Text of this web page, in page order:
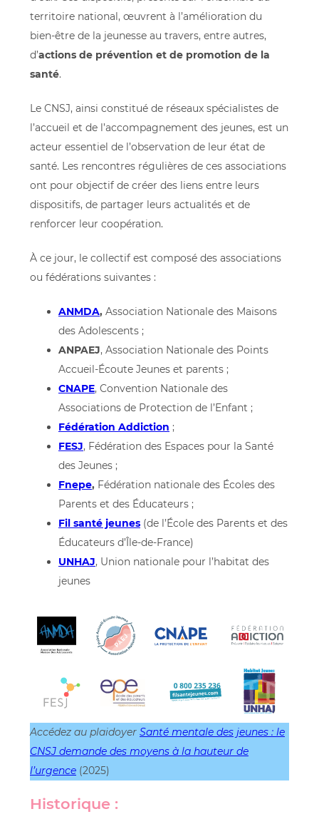
territoire national, œuvrent à l’amélioration du
bien-être de la jeunesse au travers, entre autres,
d’actions de prévention et de promotion de la
santé.
Le CNSJ, ainsi constitué de réseaux spécialistes de
l’accueil et de l’accompagnement des jeunes, est un
acteur essentiel de l’observation de leur état de
santé. Les rencontres régulières de ces associations
ont pour objectif de créer des liens entre leurs
dispositifs, de partager leurs actualités et de
renforcer leur coopération.
À ce jour, le collectif est composé des associations
ou fédérations suivantes :
ANMDA, Association Nationale des Maisons
des Adolescents ;
ANPAEJ, Association Nationale des Points
Accueil-Écoute Jeunes et parents ;
CNAPE, Convention Nationale des
Associations de Protection de l’Enfant ;
Fédération Addiction ;
FESJ, Fédération des Espaces pour la Santé
des Jeunes ;
Fnepe, Fédération nationale des Écoles des
Parents et des Éducateurs ;
Fil santé jeunes (de l’École des Parents et des
Éducateurs d’Île-de-France)
UNHAJ, Union nationale pour l’habitat des
jeunes
Accédez au plaidoyer Santé mentale des jeunes : le
CNSJ demande des moyens à la hauteur de
l’urgence (2025)
Historique :